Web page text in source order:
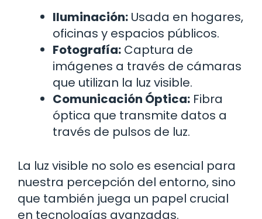
Iluminación: Usada en hogares,
oficinas y espacios públicos.
Fotografía: Captura de
imágenes a través de cámaras
que utilizan la luz visible.
Comunicación Óptica: Fibra
óptica que transmite datos a
través de pulsos de luz.
La luz visible no solo es esencial para
nuestra percepción del entorno, sino
que también juega un papel crucial
en tecnologías avanzadas.